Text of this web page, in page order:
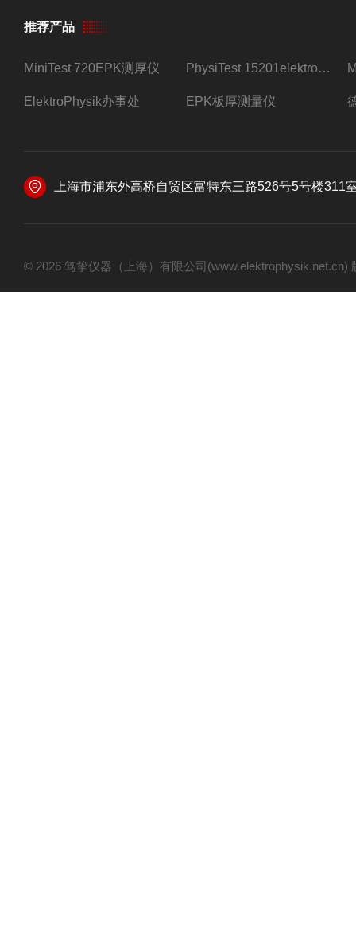
推荐产品
MiniTest 720EPK测厚仪 PhysiTest 15201elektrophysik测厚仪
ElektroPhysik办事处 EPK板厚测量仪
上海市浦东外高桥自贸区富特东三路526号5号楼311
© 2026 笃挚仪器（上海）有限公司